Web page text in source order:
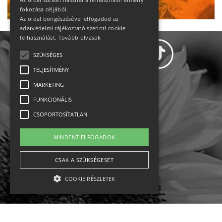
Állásajánlatok
Impresszum-kapcsolat
Jogi nyilatkozat
Rólunk
English
fokozása céljából.
Az oldal böngészésével elfogadod az
adatvédelmi tájékoztató szerinti cookie
felhasználást. Tovább olvasok
SZÜKSÉGES
TELJESÍTMÉNY
MARKETING
FUNKCIONÁLIS
CSOPORTOSÍTATLAN
MINDENT ELFOGADOK
CSAK A SZÜKSÉGESET
COOKIE RÉSZLETEK